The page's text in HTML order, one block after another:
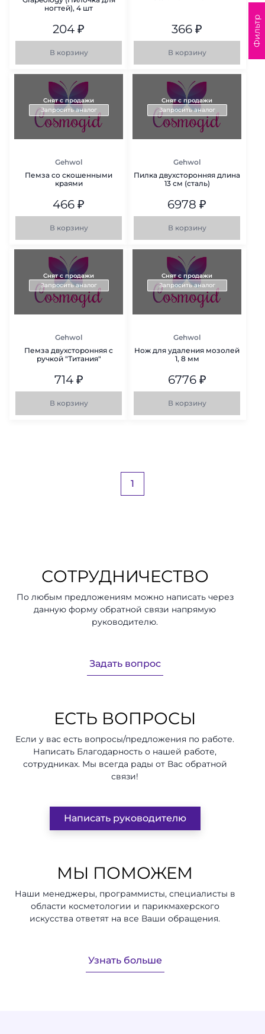
ногтей), 4 шт
204 ₽
В корзину
366 ₽
В корзину
Снят с продажи
Запросить аналог
Gehwol
Пемза со скошенными
краями
466 ₽
В корзину
Снят с продажи
Запросить аналог
Gehwol
Пилка двухсторонняя длина
13 см (сталь)
6978 ₽
В корзину
Снят с продажи
Запросить аналог
Gehwol
Пемза двухсторонняя с
ручкой "Титания"
714₽
В корзину
Снят с продажи
Запросить аналог
Gehwol
Нож для удаления мозолей
1, 8 мм
6776₽
В корзину
1
Фильтр
СОТРУДНИЧЕСТВО
По любым предложениям можно написать через
данную форму обратной связи напрямую
руководителю.
Задать вопрос
ЕСТЬ ВОПРОСЫ
Если у вас есть вопросы/предложения по работе.
Написать Благодарность о нашей работе,
сотрудниках. Мы всегда рады от Вас обратной
связи!
Написать руководителю
МЫ ПОМОЖЕМ
Наши менеджеры, программисты, специалисты в
области косметологии и парикмахерского
искусства ответят на все Ваши обращения.
Узнать больше